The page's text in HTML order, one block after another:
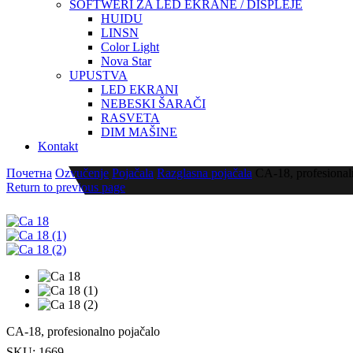
SOFTWERI ZA LED EKRANE / DISPLEJE
HUIDU
LINSN
Color Light
Nova Star
UPUSTVA
LED EKRANI
NEBESKI ŠARAČI
RASVETA
DIM MAŠINE
Kontakt
Почетна Ozvučenje Pojačala Razglasna pojačala CA-18,
Return to previous page
CA-18, profesionalno pojačalo